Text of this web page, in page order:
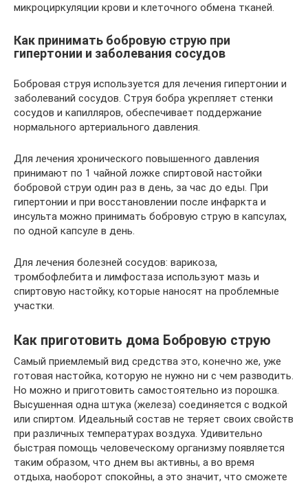
микроциркуляции крови и клеточного обмена тканей.
Как принимать бобровую струю при
гипертонии и заболевания сосудов
Бобровая струя используется для лечения гипертонии и
заболеваний сосудов. Струя бобра укрепляет стенки
сосудов и капилляров, обеспечивает поддержание
нормального артериального давления.
Для лечения хронического повышенного давления
принимают по 1 чайной ложке спиртовой настойки
бобровой струи один раз в день, за час до еды. При
гипертонии и при восстановлении после инфаркта и
инсульта можно принимать бобровую струю в капсулах,
по одной капсуле в день.
Для лечения болезней сосудов: варикоза,
тромбофлебита и лимфостаза используют мазь и
спиртовую настойку, которые наносят на проблемные
участки.
Как приготовить дома Бобровую струю
Самый приемлемый вид средства это, конечно же, уже
готовая настойка, которую не нужно ни с чем разводить.
Но можно и приготовить самостоятельно из порошка.
Высушенная одна штука (железа) соединяется с водкой
или спиртом. Идеальный состав не теряет своих свойств
при различных температурах воздуха. Удивительно
быстрая помощь человеческому организму появляется
таким образом, что днем вы активны, а во время
отдыха, наоборот спокойны, а это значит, что сможете